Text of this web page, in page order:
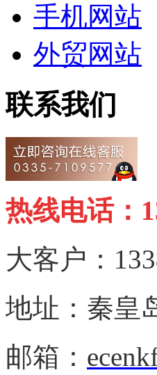
手机网站
外贸网站
联系我们
热线电话：
大客户：
地址：秦皇
邮箱：